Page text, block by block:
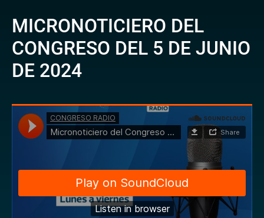
MICRONOTICIERO DEL
CONGRESO DEL 5 DE JUNIO
DE 2024